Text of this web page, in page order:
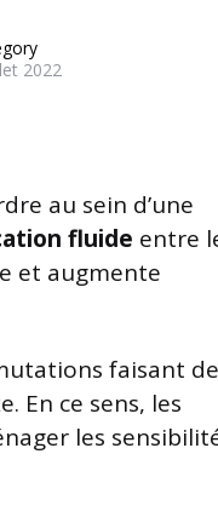
2022
au sein d’une
fluide entre
et augmente
faisant
En ce sens, les
les